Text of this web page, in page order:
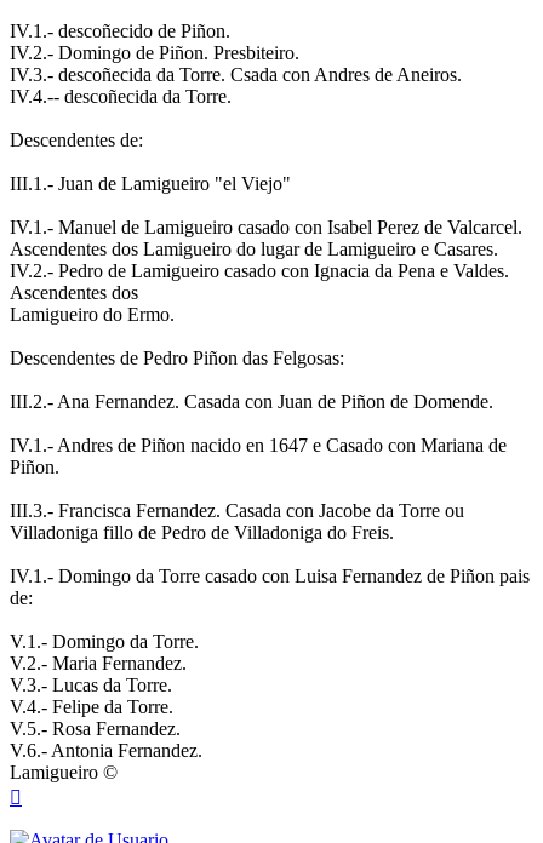
IV.1.- descoñecido de Piñon.
IV.2.- Domingo de Piñon. Presbiteiro.
IV.3.- descoñecida da Torre. Csada con Andres de Aneiros.
IV.4.-- descoñecida da Torre.
Descendentes de:
III.1.- Juan de Lamigueiro "el Viejo"
IV.1.- Manuel de Lamigueiro casado con Isabel Perez de Valcarcel.
Ascendentes dos Lamigueiro do lugar de Lamigueiro e Casares.
IV.2.- Pedro de Lamigueiro casado con Ignacia da Pena e Valdes.
Ascendentes dos
Lamigueiro do Ermo.
Descendentes de Pedro Piñon das Felgosas:
III.2.- Ana Fernandez. Casada con Juan de Piñon de Domende.
IV.1.- Andres de Piñon nacido en 1647 e Casado con Mariana de
Piñon.
III.3.- Francisca Fernandez. Casada con Jacobe da Torre ou
Villadoniga fillo de Pedro de Villadoniga do Freis.
IV.1.- Domingo da Torre casado con Luisa Fernandez de Piñon pais
de:
V.1.- Domingo da Torre.
V.2.- Maria Fernandez.
V.3.- Lucas da Torre.
V.4.- Felipe da Torre.
V.5.- Rosa Fernandez.
V.6.- Antonia Fernandez.
Lamigueiro ©